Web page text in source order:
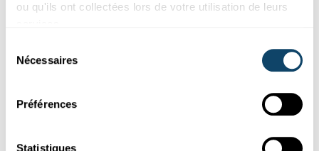
ou qu'ils ont collectées lors de votre utilisation de leurs
Nécessaires
Préférences
Statistiques
chaîne Youtube
Suivez le monde de la science et de